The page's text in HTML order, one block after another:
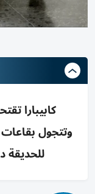
كابيبارا
وتتجول
للحديقة